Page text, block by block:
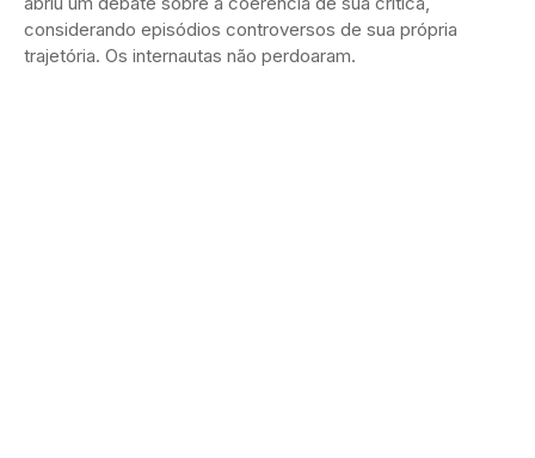
considerando episódios controversos de sua própria
trajetória. Os internautas não perdoaram.